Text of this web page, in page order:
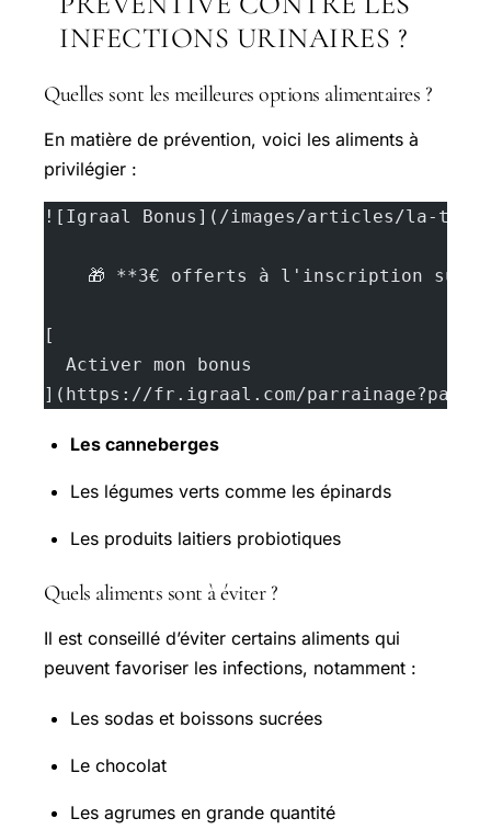
INFECTIONS URINAIRES ?
Quelles sont les meilleures options alimentaires ?
En matière de prévention, voici les aliments à
privilégier :
![Igraal Bonus](/images/articles/la-
🎁 **3€ offerts à l'inscription sur
[
  Activer mon bonus
](https://fr.igraal.com/
Les canneberges
Les légumes verts comme les épinards
Les produits laitiers probiotiques
Quels aliments sont à éviter ?
Il est conseillé d’éviter certains aliments qui
peuvent favoriser les infections, notamment :
Les sodas et boissons sucrées
Le chocolat
Les agrumes en grande quantité